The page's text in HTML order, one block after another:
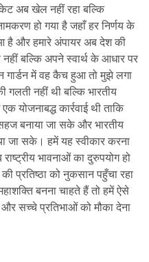
अब खेल नहीं रहा बल्कि
हो गया है जहाँ हर निर्णय के
और हमारे अंपायर अब देश की
नहीं बल्कि अपने स्वार्थ के आधार पर
गार्डन में वह कैच हुआ तो मुझे लगा
गलती नहीं थी बल्कि भारतीय
योजनाबद्ध कार्रवाई थी ताकि
बनाया जा सके और भारतीय
जा सके। हमें यह स्वीकार करना
राष्ट्रीय भावनाओं का दुरुपयोग हो
प्रतिष्ठा को नुकसान पहुँचा रहा
बनना चाहते हैं तो हमें ऐसे
सच्चे प्रतिभाओं को मौका देना